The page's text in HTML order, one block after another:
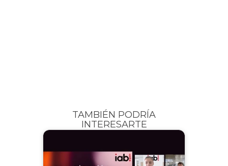
TAMBIÉN PODRÍA
INTERESARTE